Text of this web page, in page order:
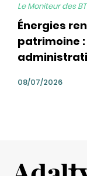
Le Moniteur des
Énergies
patrimoine
08/07/2026